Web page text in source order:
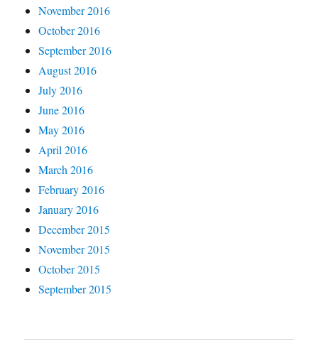
November 2016
October 2016
September 2016
August 2016
July 2016
June 2016
May 2016
April 2016
March 2016
February 2016
January 2016
December 2015
November 2015
October 2015
September 2015